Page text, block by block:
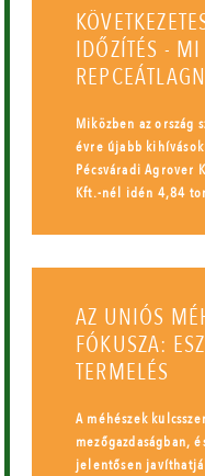
IDŐZÍTÉS -
Miközben az ország
évre újabb
Pécsváradi Agrover
Kft.-nél idén 4,84
AZ UNIÓS
FÓKUSZA:
TERMELÉS
A méhészek
mezőgazdaságban,
jelentősen